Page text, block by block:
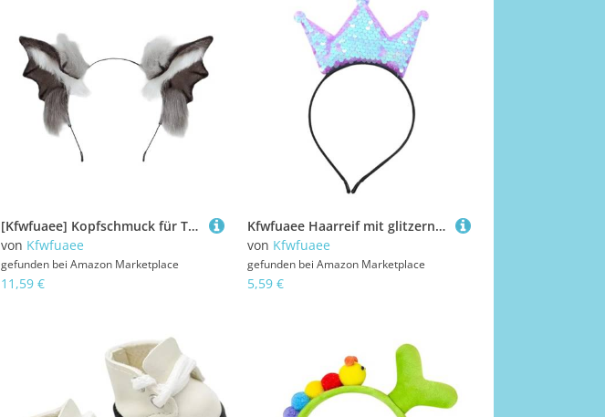
[Kfwfuaee] Kopfschmuck für Themenveranstaltungen, Bloodsucker, Bademütze, Festival, Festival, Anime, Themen-Events, Haarspangen, Ohrclips
von Kfwfuaee
gefunden bei Amazon Marketplace
11,59 €
Kfwfuaee Haarreif mit glitzernden Pailletten für Mädchen, Geburtstagsparty, Geburtstagsparty, Haar-Accessoires
von Kfwfuaee
gefunden bei Amazon Marketplace
5,59 €